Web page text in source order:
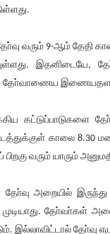
வரும் 9-ஆம் தேதி
இதனிடையே,
தோ்வாணைய
கட்டுப்பாடுகளை
காலை 8.30
பிறகு வரும் யாரும்
அறையில்
தோ்வா்கள்
இல்லாவிட்டால் தோ்வு